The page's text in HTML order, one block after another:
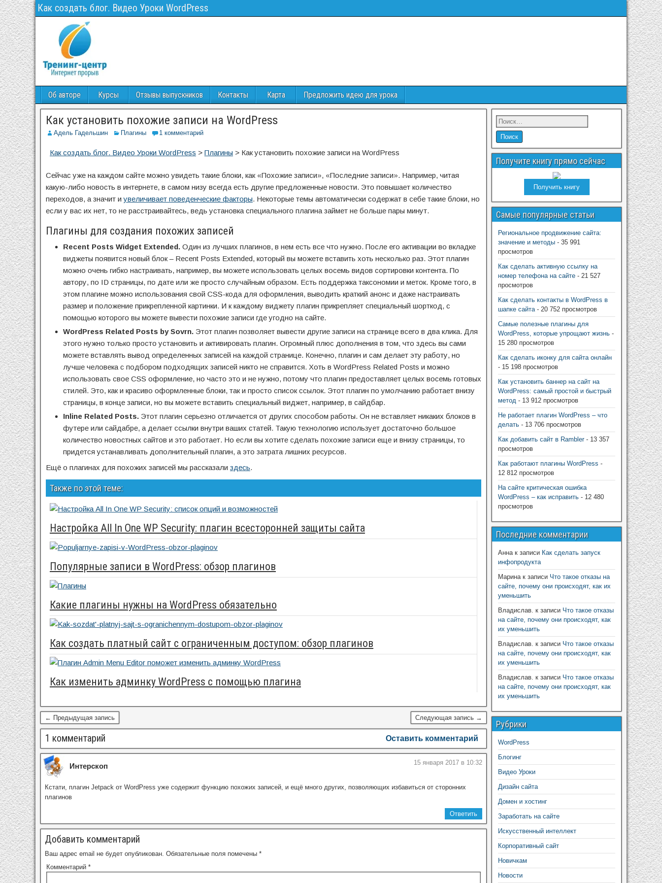
Как создать блог. Видео Уроки WordPress
Об авторе Курсы Отзывы выпускников Контакты Карта Предложить идею для урока
Как установить похожие записи на WordPress
Адель Гадельшин Плагины 1 комментарий
Как создать блог. Видео Уроки WordPress > Плагины > Как установить похожие записи на WordPress
Сейчас уже на каждом сайте можно увидеть такие блоки, как «Похожие записи», «Последние записи». Например, читая
какую-либо новость в интернете, в самом низу всегда есть другие предложенные новости. Это повышает количество
переходов, а значит иувеличивает поведенческие факторы. Некоторые темы автоматически содержат в себе такие блоки, но
если у вас их нет, то не расстраивайтесь, ведь установка специального плагина займет не больше пары минут.
Плагины для создания похожих записей
Recent Posts Widget Extended. Один из лучших плагинов, в нем есть все что нужно. После его активации во вкладке
виджеты появится новый блок – Recent Posts Extended, который вы можете вставить хоть несколько раз. Этот плагин
можно очень гибко настраивать, например, вы можете использовать целых восемь видов сортировки контента. По
автору, по ID страницы, по дате или же просто случайным образом. Есть поддержка таксономии и меток. Кроме того, в
этом плагине можно использования свой CSS-кода для оформления, выводить краткий анонс и даже настраивать
размер и положение прикрепленной картинки. И к каждому виджету плагин прикрепляет специальный шорткод, с
помощью которого вы можете вывести похожие записи где угодно на сайте.
WordPress Related Posts by Sovrn. Этот плагин позволяет вывести другие записи на странице всего в два клика. Для
этого нужно только просто установить и активировать плагин. Огромный плюс дополнения в том, что здесь вы сами
можете вставлять вывод определенных записей на каждой странице. Конечно, плагин и сам делает эту работу, но
лучше человека с подбором подходящих записей никто не справится. Хоть в WordPress Related Posts и можно
использовать свое CSS оформление, но часто это и не нужно, потому что плагин предоставляет целых восемь готовых
стилей. Это, как и красиво оформленные блоки, так и просто список ссылок. Этот плагин по умолчанию работает внизу
страницы, в конце записи, но вы можете вставить специальный виджет, например, в сайдбар.
Inline Related Posts. Этот плагин серьезно отличается от других способом работы. Он не вставляет никаких блоков в
футере или сайдабре, а делает ссылки внутри ваших статей. Такую технологию использует достаточно большое
количество новостных сайтов и это работает. Но если вы хотите сделать похожие записи еще и внизу страницы, то
придется устанавливать дополнительный плагин, а это затрата лишних ресурсов.
Ещё о плагинах для похожих записей мы рассказали здесь.
Также по этой теме:
Настройка All In One WP Security: плагин всесторонней защиты сайта
Популярные записи в WordPress: обзор плагинов
Какие плагины нужны на WordPress обязательно
Как создать платный сайт с ограниченным доступом: обзор плагинов
Как изменить админку WordPress с помощью плагина
← Предыдущая запись Следующая запись →
1 комментарий Оставить комментарий
Интерскоп 15 января 2017 в 10:32
Кстати, плагин Jetpack от WordPress уже содержит функцию похожих записей, и ещё много других, позволяющих избавиться от сторонних
плагинов
Ответить
Добавить комментарий
Ваш адрес email не будет опубликован. Обязательные поля помечены *
Комментарий *
Получите книгу прямо сейчас
Получить книгу
Самые популярные статьи
Региональное продвижение сайта:
значение и методы - 35 991
просмотров
Как сделать активную ссылку на
номер телефона на сайте - 21 527
просмотров
Как сделать контакты в WordPress в
шапке сайта- 20 752 просмотров
Самые полезные плагины для
WordPress, которые упрощают жизнь -
15 280 просмотров
Как сделать иконку для сайта онлайн
- 15 198 просмотров
Как установить баннер на сайт на
WordPress: самый простой и быстрый
метод - 13 912 просмотров
Не работает плагин WordPress – что
делать - 13 706 просмотров
Как добавить сайт в Rambler- 13 357
просмотров
Как работают плагины WordPress -
12 812 просмотров
На сайте критическая ошибка
WordPress – как исправить - 12 480
просмотров
Последние комментарии
Аннак записи Как сделать запуск
инфопродукта
Маринак записи Что такое отказы на
сайте, почему они происходят, как их
уменьшить
Владислав. к записи Что такое отказы
на сайте, почему они происходят, как
их уменьшить
Владислав. к записи Что такое отказы
на сайте, почему они происходят, как
их уменьшить
Владислав. к записи Что такое отказы
на сайте, почему они происходят, как
их уменьшить
Рубрики
WordPress
Блогинг
Видео Уроки
Дизайн сайта
Домен и хостинг
Заработать на сайте
Искусственный интеллект
Корпоративный сайт
Новичкам
Новости